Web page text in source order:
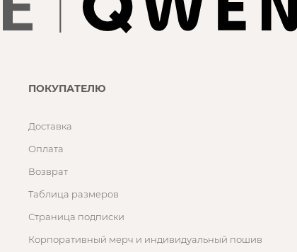
ПОКУПАТЕЛЮ
Доставка
Оплата
Возврат
Таблица размеров
Страница подписки
Корпоративный мерч и индивидуальный пошив